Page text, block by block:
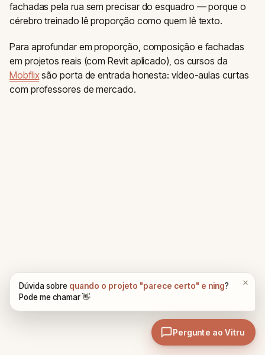
fachadas pela rua sem precisar do esquadro — porque o
cérebro treinado lê proporção como quem lê texto.
Para aprofundar em proporção, composição e fachadas
em projetos reais (com Revit aplicado), os cursos da
Mobflixsão porta de entrada honesta: vídeo-aulas curtas
com professores de mercado.